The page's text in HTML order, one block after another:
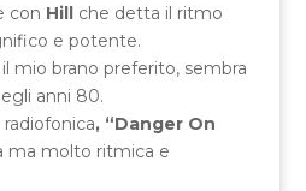
con Hill che detta il ritmo
e potente.
mio brano preferito, sembra
anni 80.
radiofonica, “Danger On
ma molto ritmica e